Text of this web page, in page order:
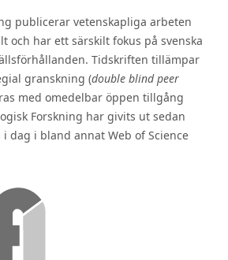
publicerar vetenskapliga arbeten
och har ett särskilt fokus på svenska
Tidskriften tillämpar
granskning (double blind peer
med omedelbar öppen tillgång
Forskning har givits ut sedan
i dag i bland annat Web of Science